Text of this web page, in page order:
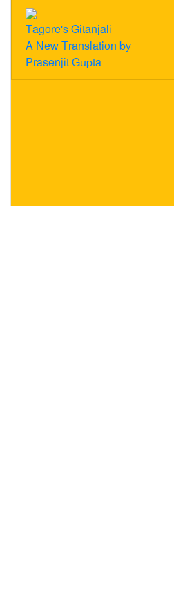
Tagore's Gitanjali
A New Translation by
Prasenjit Gupta